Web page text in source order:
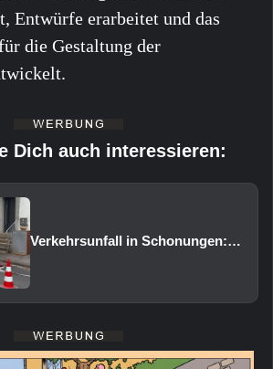
Entwürfe erarbeitet und das
die Gestaltung der
Dich auch interessieren:
Verkehrsunfall in Schonungen: Pkw überschlägt sich auf das Dach